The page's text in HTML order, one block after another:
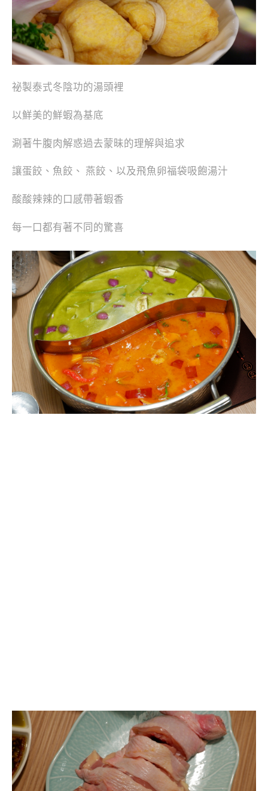
祕製泰式冬陰功的湯頭裡
以鮮美的鮮蝦為基底
涮著牛腹肉解惑過去蒙昧的理解與追求
讓蛋餃、魚餃、 燕餃、以及飛魚卵福袋吸飽湯汁
酸酸辣辣的口感帶著蝦香
每一口都有著不同的驚喜